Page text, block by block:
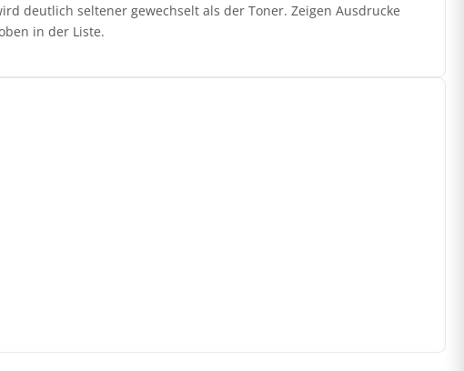
deutlich seltener gewechselt als der Toner. Zeigen Ausdrucke
in der Liste.